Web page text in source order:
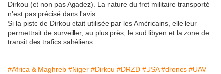
Dirkou (et non pas Agadez). La nature du fret militaire transporté
n'est pas précisé dans l'avis.
Si la piste de Dirkou était utilisée par les Américains, elle leur
permettrait de surveiller, au plus près, le sud libyen et la zone de
transit des trafics sahéliens.
#Africa & Maghreb #Niger #Dirkou #DRZD #USA #drones #UAV